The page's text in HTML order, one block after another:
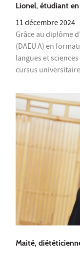
Lionel, étudiant en
11 décembre 2024
Grâce au diplôme
(DAEU A) en
langues et
cursus
Maité,